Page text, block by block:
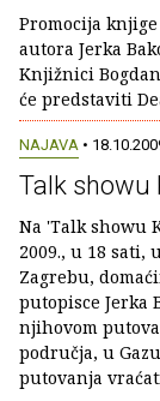
Promocija
autora Jerka
Knjižnici
će predstaviti
NAJAVA •
Talk showu
Na 'Talk showu
2009., u 18 sati,
Zagrebu,
putopisce Jerka
njihovom
područja, u
putovanja